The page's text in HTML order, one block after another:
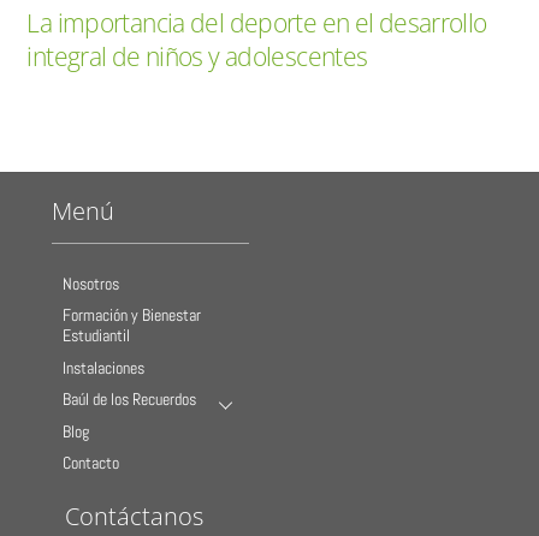
La importancia del deporte en el desarrollo
integral de niños y adolescentes
Menú
Nosotros
Formación y Bienestar
Estudiantil
Instalaciones
Baúl de los Recuerdos
Blog
Contacto
Contáctanos